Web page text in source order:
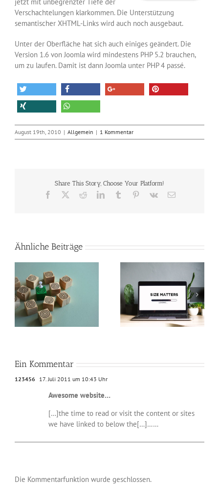
Verschachtelungen klarkommen. Die Unterstützung
semantischer XHTML-Links wird auch noch ausgebaut.
Unter der Oberfläche hat sich auch einiges geändert. Die
Version 1.6 von Joomla wird mindestens PHP 5.2 brauchen,
um zu laufen. Damit ist dann Joomla unter PHP 4 passé.
August 19th, 2010 | Allgemein | 1 Kommentar
Share This Story, Choose Your Platform!
Facebook RedditLinkedInTumblr Pinterest
Vk
E-
Ähnliche Beiträge
So verkleinerst du
Bilder in Photoshop
und machst deine
Webseite schneller
Perfekte Video-
Beleuchtung mit nur
zwei Lichtquellen
Ein Kommentar
123456 17. Juli 2011 um 10:43 Uhr
Awesome website…
[…]the time to read or visit the content or sites
we have linked to below the[…]……
Die Kommentarfunktion wurde geschlossen.